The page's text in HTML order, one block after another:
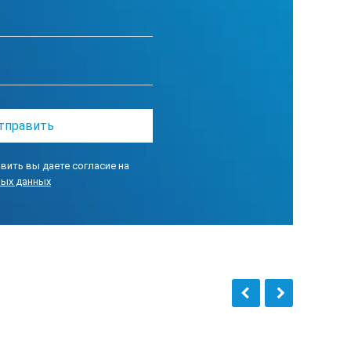
60 Гц; 5 В пост. тока при выходе 2 А адаптера питания USB
вы даете согласие на
данных